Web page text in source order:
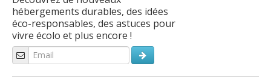
hébergements durables, des idées
éco-responsables, des astuces pour
vivre écolo et plus encore !